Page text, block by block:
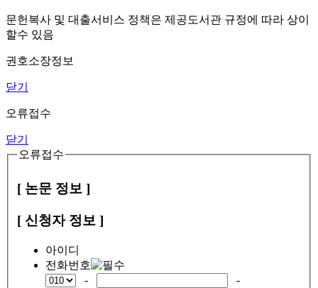
문헌복사 및 대출서비스 정책은 제공도서관 규정에 따라 상이
할수 있음
권호소장정보
닫기
오류접수
닫기
오류접수
[ 논문 정보 ]
[ 신청자 정보 ]
아이디
전화번호
-
-